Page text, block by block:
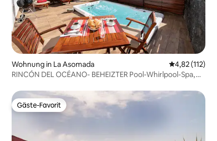
Wohnung in La Asomada
4,82 (112)
RINCÓN DEL OCÉANO- BEHEIZTER Pool-Whirlpool-Spa,
Gäste-Favorit
Gäste-Favorit